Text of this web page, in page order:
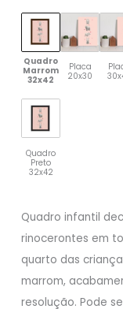
Quadro
Marrom
32x42
Placa
20x30
Quadro
Preto
32x42
Quadro infantil
rinocerontes em
quarto das
marrom,
resolução. Pode